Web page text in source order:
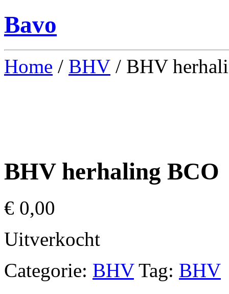
Bavo
Home / BHV / BHV
BHV herhaling BCO
€ 0,00
Uitverkocht
Categorie: BHV Tag: BHV